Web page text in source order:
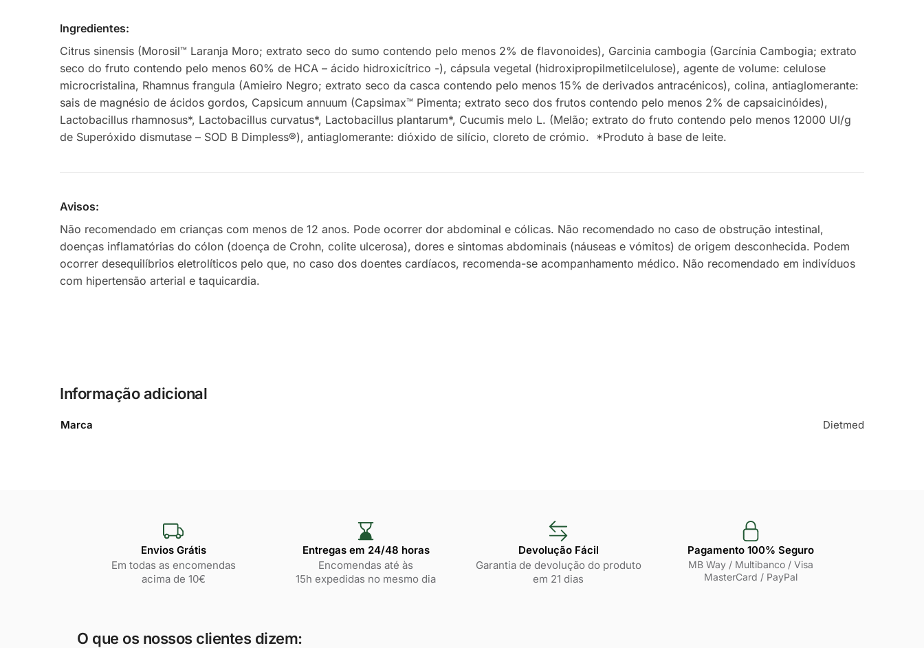
Ingredientes:
Citrus sinensis (Morosil™ Laranja Moro; extrato seco do sumo contendo pelo menos 2% de flavonoides), Garcinia cambogia (Garcínia Cambogia; extrato
seco do fruto contendo pelo menos 60% de HCA – ácido hidroxicítrico -), cápsula vegetal (hidroxipropilmetilcelulose), agente de volume: celulose
microcristalina, Rhamnus frangula (Amieiro Negro; extrato seco da casca contendo pelo menos 15% de derivados antracénicos), colina, antiaglomerante:
sais de magnésio de ácidos gordos, Capsicum annuum (Capsimax™ Pimenta; extrato seco dos frutos contendo pelo menos 2% de capsaicinóides),
Lactobacillus rhamnosus*, Lactobacillus curvatus*, Lactobacillus plantarum*, Cucumis melo L. (Melão; extrato do fruto contendo pelo menos 12000 UI/g
de Superóxido dismutase – SOD B Dimpless®), antiaglomerante: dióxido de silício, cloreto de crómio. *Produto à base de leite.
Avisos:
Não recomendado em crianças com menos de 12 anos. Pode ocorrer dor abdominal e cólicas. Não recomendado no caso de obstrução intestinal,
doenças inflamatórias do cólon (doença de Crohn, colite ulcerosa), dores e sintomas abdominais (náuseas e vómitos) de origem desconhecida. Podem
ocorrer desequilíbrios eletrolíticos pelo que, no caso dos doentes cardíacos, recomenda-se acompanhamento médico. Não recomendado em indivíduos
com hipertensão arterial e taquicardia.
Informação adicional
Marca Dietmed
Envios Grátis
Em todas as encomendas
acima de 10€
Entregas em 24/48 horas​
Encomendas até às
15h expedidas no mesmo dia
Devolução Fácil
Garantia de devolução do produto
em 21 dias
Pagamento 100% Seguro
MB Way / Multibanco / Visa
MasterCard / PayPal
O que os nossos clientes dizem: